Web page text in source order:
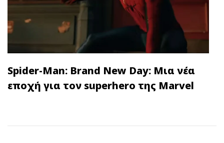
Spider-Man: Brand New Day: Μια νέα
εποχή για τον superhero της Marvel